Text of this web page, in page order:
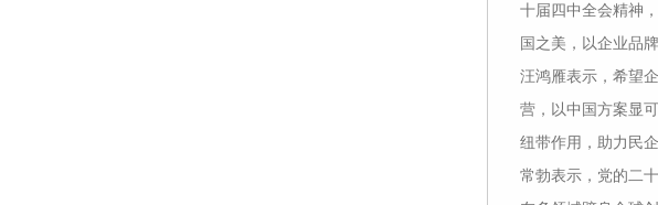
十届四中全会精神
国之美，以企业品
汪鸿雁表示，希望
营，以中国方案显
纽带作用，助力民
常勃表示，党的二